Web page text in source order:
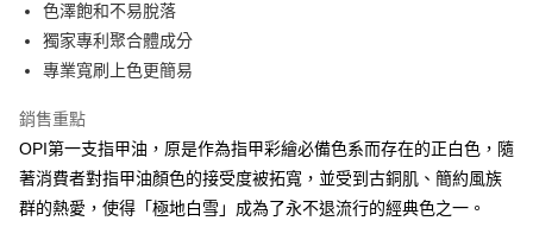
Google Pay
【大哥付你分期使用說明】
1.本服務由台灣大哥大提供，台灣大哥大用戶可立即使用無須另外申請。
AFTEE先享後付
色澤飽和不易脫落
獨家專利聚合體成分
專業寬刷上色更簡易
銷售重點
OPI第一支指甲油，原是作為指甲彩繪必備色系而存在的正白色，隨
著消費者對指甲油顏色的接受度被拓寬，並受到古銅肌、簡約風族
群的熱愛，使得「極地白雪」成為了永不退流行的經典色之一。